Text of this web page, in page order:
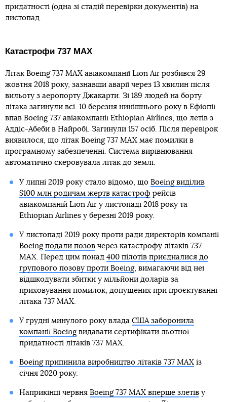
придатності (одна зі стадій перевірки документів) на
листопад.
Катастрофи 737 MAX
Літак Boeing 737 MAX авіакомпанії Lion Air розбився 29
жовтня 2018 року, зазнавши аварії через 13 хвилин після
вильоту з аеропорту Джакарти. Зі 189 людей на борту
літака загинули всі. 10 березня нинішнього року в Ефіопії
впав Boeing 737 авіакомпанії Ethiopian Airlines, що летів з
Аддіс-Абеби в Найробі. Загинули 157 осіб. Після перевірок
виявилося, що літак Boeing 737 MAX має помилки в
програмному забезпеченні. Система вирівнювання
автоматично скеровувала літак до землі.
У липні 2019 року стало відомо, що Boeing виділив
$100 млн родичам жертв катастроф рейсів
авіакомпаній Lion Air у листопаді 2018 року та
Ethiopian Airlines у березні 2019 року.
У листопаді 2019 року проти ради директорів компанії
Boeing подали позовчерез катастрофу літаків 737
MAX. Перед цим понад 400 пілотів приєдналися до
групового позову проти Boeing, вимагаючи від неї
відшкодувати збитки у мільйони доларів за
приховування помилок, допущених при проєктуванні
літака 737 MAX.
У грудні минулого року влада США заборонила
компанії Boeingвидавати сертифікати льотної
придатності літаків 737 MAX.
Boeing припинила виробництво літаків 737 MAXіз
січня 2020 року.
Наприкінці червня Boeing 737 MAX вперше злетіву